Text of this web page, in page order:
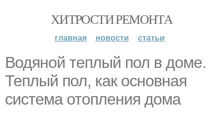
ХИТРОСТИ РЕМОНТА
главная новости статьи
Водяной теплый пол в доме.
Теплый пол, как основная
система отопления дома